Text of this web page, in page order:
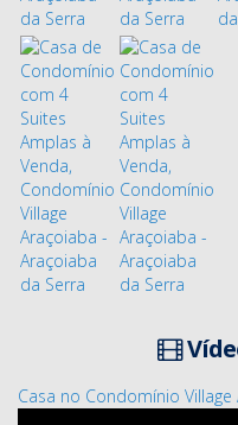
Casa no Condomínio Village